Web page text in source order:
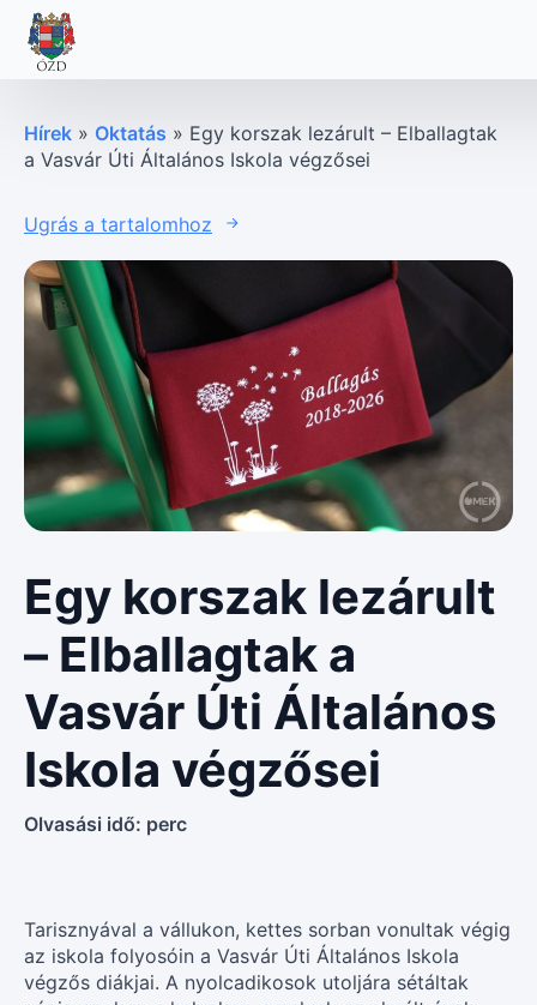
Hírek » Oktatás » Egy korszak lezárult – Elballagtak
a Vasvár Úti Általános Iskola végzősei
Ugrás a tartalomhoz
Egy korszak lezárult
– Elballagtak a
Vasvár Úti Általános
Iskola végzősei
Olvasási idő: perc
Tarisznyával a vállukon, kettes sorban vonultak végig
az iskola folyosóin a Vasvár Úti Általános Iskola
végzős diákjai. A nyolcadikosok utoljára sétáltak